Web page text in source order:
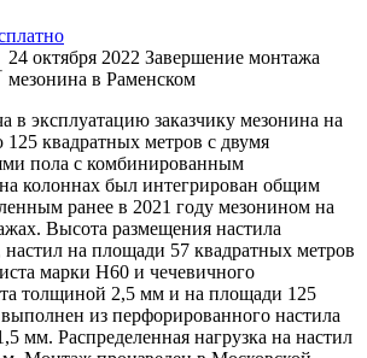
24 октября 2022 Завершение монтажа
мезонина в Раменском
в эксплуатацию заказчику мезонина на
квадратных метров с двумя
пола с комбинированным
колоннах был интегрирован общим
ранее в 2021 году мезонином на
Высота размещения настила
настил на площади 57 квадратных метров
марки Н60 и чечевичного
толщиной 2,5 мм и на площади 125
из перфорированного настила
мм. Распределенная нагрузка на настил